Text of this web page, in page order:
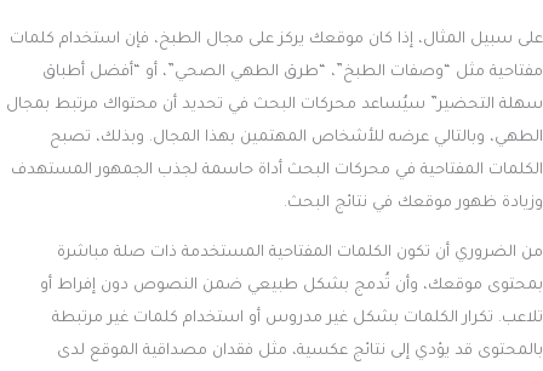
على سبيل المثال، إذا كان موقعك يركز على مجال الطبخ، فإن استخدام كلمات
مفتاحية مثل “وصفات الطبخ”، “طرق الطهي الصحي”، أو “أفضل أطباق
سهلة التحضير” سيُساعد محركات البحث في تحديد أن محتواك مرتبط بمجال
الطهي، وبالتالي عرضه للأشخاص المهتمين بهذا المجال. وبذلك، تصبح
الكلمات المفتاحية في محركات البحث أداة حاسمة لجذب الجمهور المستهدف
وزيادة ظهور موقعك في نتائج البحث.
من الضروري أن تكون الكلمات المفتاحية المستخدمة ذات صلة مباشرة
بمحتوى موقعك، وأن تُدمج بشكل طبيعي ضمن النصوص دون إفراط أو
تلاعب. تكرار الكلمات بشكل غير مدروس أو استخدام كلمات غير مرتبطة
بالمحتوى قد يؤدي إلى نتائج عكسية، مثل فقدان مصداقية الموقع لدى